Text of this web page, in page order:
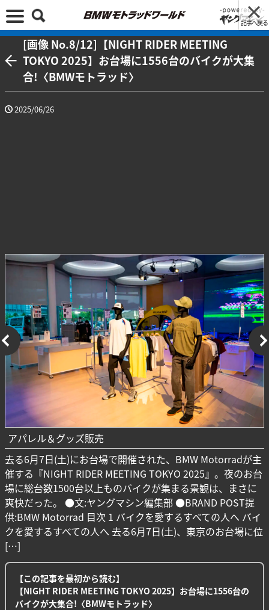
記事へ戻る
[画像 No.8/12]【NIGHT RIDER MEETING
TOKYO 2025】お台場に1556台のバイクが大集
合!〈BMWモトラッド〉
2025/06/26
アパレル＆グッズ販売
去る6月7日(土)にお台場で開催された、BMW Motorradが主
催する『NIGHT RIDER MEETING TOKYO 2025』。夜のお台
場に総台数1500台以上ものバイクが集まる景観は、まさに
爽快だった。 ●文:ヤングマシン編集部 ●BRAND POST提
供:BMW Motorrad 目次 1 バイクを愛するすべての人へ バイ
クを愛するすべての人へ 去る6月7日(土)、東京のお台場に位
[…]
【この記事を最初から読む】
【NIGHT RIDER MEETING TOKYO 2025】お台場に1556台の
バイクが大集合!〈BMWモトラッド〉